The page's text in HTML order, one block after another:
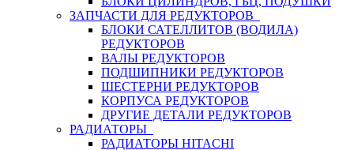
ЗАПЧАСТИ ДЛЯ РЕДУКТОРОВ
БЛОКИ САТЕЛЛИТОВ (ВОДИЛА)
РЕДУКТОРОВ
ВАЛЫ РЕДУКТОРОВ
ПОДШИПНИКИ РЕДУКТОРОВ
ШЕСТЕРНИ РЕДУКТОРОВ
КОРПУСА РЕДУКТОРОВ
ДРУГИЕ ДЕТАЛИ РЕДУКТОРОВ
РАДИАТОРЫ
РАДИАТОРЫ HITACHI